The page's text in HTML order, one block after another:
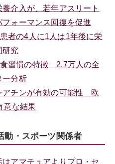
介入が、若年アスリート
ォーマンス回復を促進
者の4人に1人は1年後に栄
究
習慣の特徴 2.7万人の全
ー分析
アチンが有効の可能性 欧
意な結果
動・スポーツ関係者
アマチュアよりプロ・セ